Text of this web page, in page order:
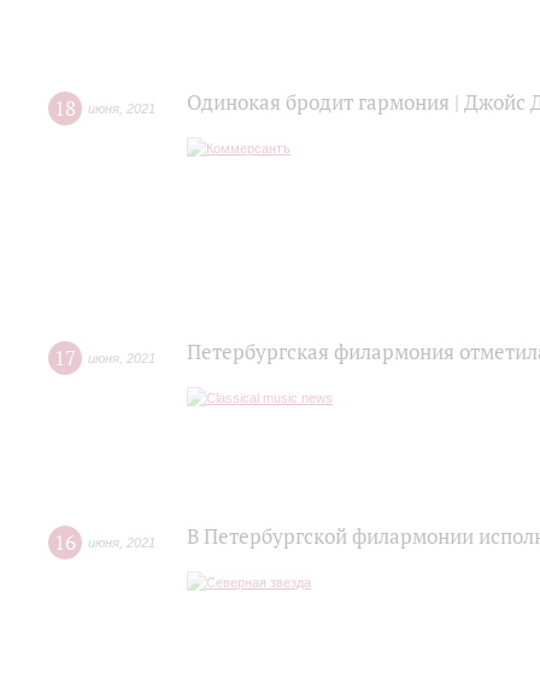
18 июня 2021 Одинокая бродит гармония | Джойс
17 июня 2021 Петербургская филармония
16 июня 2021 В Петербургской филармонии